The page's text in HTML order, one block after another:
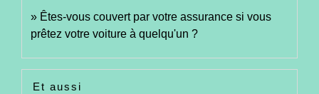
Êtes-vous couvert par votre assurance si vous
prêtez votre voiture à quelqu'un ?
Et aussi